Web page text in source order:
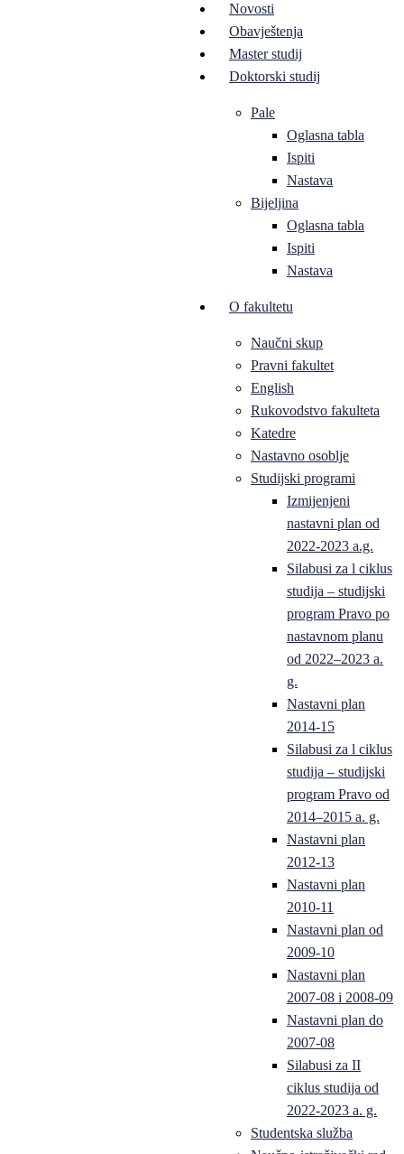
Novosti
Obavještenja
Master studij
Doktorski studij
Pale
Oglasna tabla
Ispiti
Nastava
Bijeljina
Oglasna tabla
Ispiti
Nastava
O fakultetu
Naučni skup
Pravni fakultet
English
Rukovodstvo fakulteta
Katedre
Nastavno osoblje
Studijski programi
Izmijenjeni
nastavni plan od
2022-2023 a.g.
Silabusi za l ciklus
studija – studijski
program Pravo po
nastavnom planu
od 2022–2023 a.
g.
Nastavni plan
2014-15
Silabusi za l ciklus
studija – studijski
program Pravo od
2014–2015 a. g.
Nastavni plan
2012-13
Nastavni plan
2010-11
Nastavni plan od
2009-10
Nastavni plan
2007-08 i 2008-09
Nastavni plan do
2007-08
Silabusi za II
ciklus studija od
2022-2023 a. g.
Studentska služba